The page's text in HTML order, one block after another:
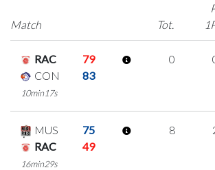
Match
Tot.
RAC
79
CON
83
10min17s
0
MUS
75
RAC
49
16min29s
8